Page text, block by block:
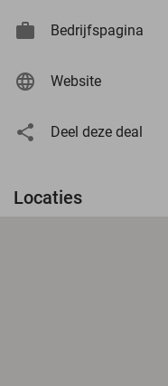
Bedrijfspagina
Website
Deel deze deal
Locaties